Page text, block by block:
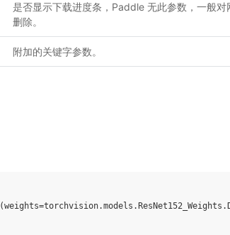
是否显示下载进度条，Paddle 无此参数，一般
删除。
附加的关键字参数。
(weights=torchvision.models . ResNet152_Weights .